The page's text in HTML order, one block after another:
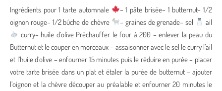
Ingrédients pour 1 tarte automnale
– 1 pâte brisée– 1 butternut– 1/2
oignon rouge– 1/2 bûche de chèvre
– graines de grenade– sel
ail
curry– huile d’olive Préchauffer le four à 200 – enlever la peau du
Butternut et le couper en morceaux – assaisonner avec le sel le curry l’ail
et l’huile d’olive – enfourner 15 minutes puis le réduire en purée – placer
votre tarte brisée dans un plat et étaler la purée de butternut – ajouter
l’oignon et la chèvre découper au préalable et enfourner 20 minutes le